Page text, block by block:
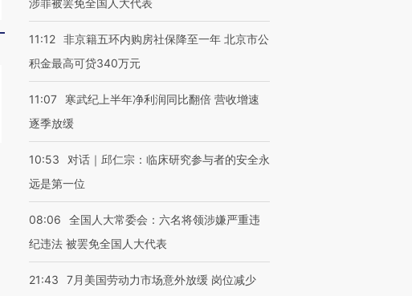
育部长拱下台
推广】走进第四届链博
会，让数智科技“链”接产
【商旅对话】华住集团
涉罪被罢免全国人大代表
11:12 非京籍五环内购房社保降至一年 北京市公
积金最高可贷340万元
11:07
寒武纪上半年净利润同比翻倍 营收增速
逐季放缓
10:53
对话｜邱仁宗：临床研究参与者的安全永
远是第一位
08:06
全国人大常委会：六名将领涉嫌严重违
纪违法 被罢免全国人大代表
21:43
7月美国劳动力市场意外放缓 岗位减少